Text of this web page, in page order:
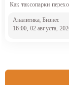
Как таксопарки
Аналитика, Бизнес
16:00, 02 августа,